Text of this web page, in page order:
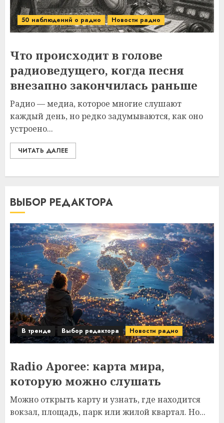
50 наблюдений о радио Новости радио
Что происходит в голове
радиоведущего, когда песня
внезапно закончилась раньше
Радио — медиа, которое многие слушают
каждый день, но редко задумываются, как оно
устроено...
ЧИТАТЬ ДАЛЕЕ
ВЫБОР РЕДАКТОРА
В тренде Выбор редактора Новости радио
Radio Aporee: карта мира,
которую можно слушать
Можно открыть карту и узнать, где находится
вокзал, площадь, парк или жилой квартал. Но...